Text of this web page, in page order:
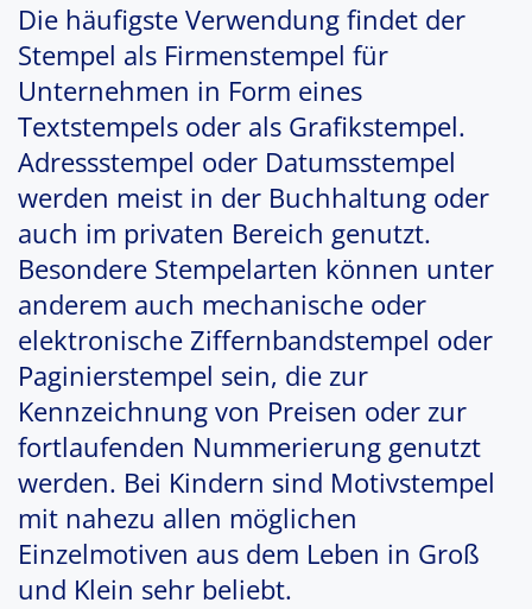
Die häufigste Verwendung findet der
Stempel als Firmenstempel für
Unternehmen in Form eines
Textstempels oder als Grafikstempel.
Adressstempel oder Datumsstempel
werden meist in der Buchhaltung oder
auch im privaten Bereich genutzt.
Besondere Stempelarten können unter
anderem auch mechanische oder
elektronische Ziffernbandstempel oder
Paginierstempel sein, die zur
Kennzeichnung von Preisen oder zur
fortlaufenden Nummerierung genutzt
werden. Bei Kindern sind Motivstempel
mit nahezu allen möglichen
Einzelmotiven aus dem Leben in Groß
und Klein sehr beliebt.